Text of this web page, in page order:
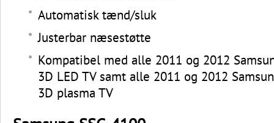
Automatisk tænd/sluk
Justerbar næsestøtte
Kompatibel med alle 2011 og 2012
3D LED TV samt alle 2011 og 2012
3D plasma TV